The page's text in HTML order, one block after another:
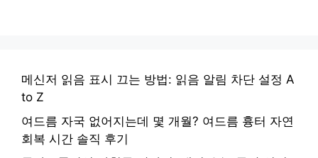
메신저 읽음 표시 끄는 방법: 읽음 알림 차단 설정 A
to Z
여드름 자국 없어지는데 몇 개월? 여드름 흉터 자연
회복 시간 솔직 후기